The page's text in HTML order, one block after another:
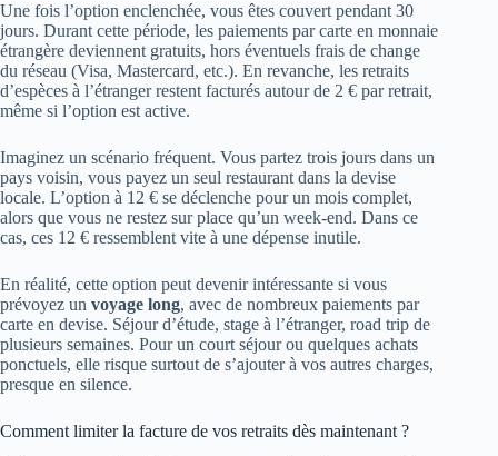
Une fois l’option enclenchée, vous êtes couvert pendant 30
jours. Durant cette période, les paiements par carte en monnaie
étrangère deviennent gratuits, hors éventuels frais de change
du réseau (Visa, Mastercard, etc.). En revanche, les retraits
d’espèces à l’étranger restent facturés autour de 2 € par retrait,
même si l’option est active.
Imaginez un scénario fréquent. Vous partez trois jours dans un
pays voisin, vous payez un seul restaurant dans la devise
locale. L’option à 12 € se déclenche pour un mois complet,
alors que vous ne restez sur place qu’un week-end. Dans ce
cas, ces 12 € ressemblent vite à une dépense inutile.
En réalité, cette option peut devenir intéressante si vous
prévoyez un voyage long, avec de nombreux paiements par
carte en devise. Séjour d’étude, stage à l’étranger, road trip de
plusieurs semaines. Pour un court séjour ou quelques achats
ponctuels, elle risque surtout de s’ajouter à vos autres charges,
presque en silence.
Comment limiter la facture de vos retraits dès maintenant ?